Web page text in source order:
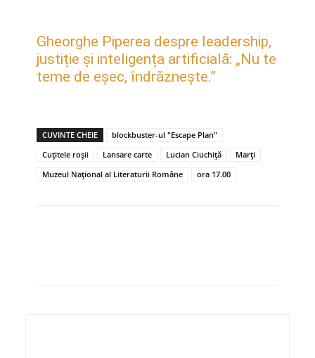
Gheorghe Piperea despre leadership,
justiție și inteligența artificială: „Nu te
teme de eșec, îndrăznește.”
CUVINTE CHEIE
blockbuster-ul "Escape Plan"
Cuțitele roșii
Lansare carte Lucian Ciuchiță
Marți
Muzeul Național al Literaturii Române
ora 17.00